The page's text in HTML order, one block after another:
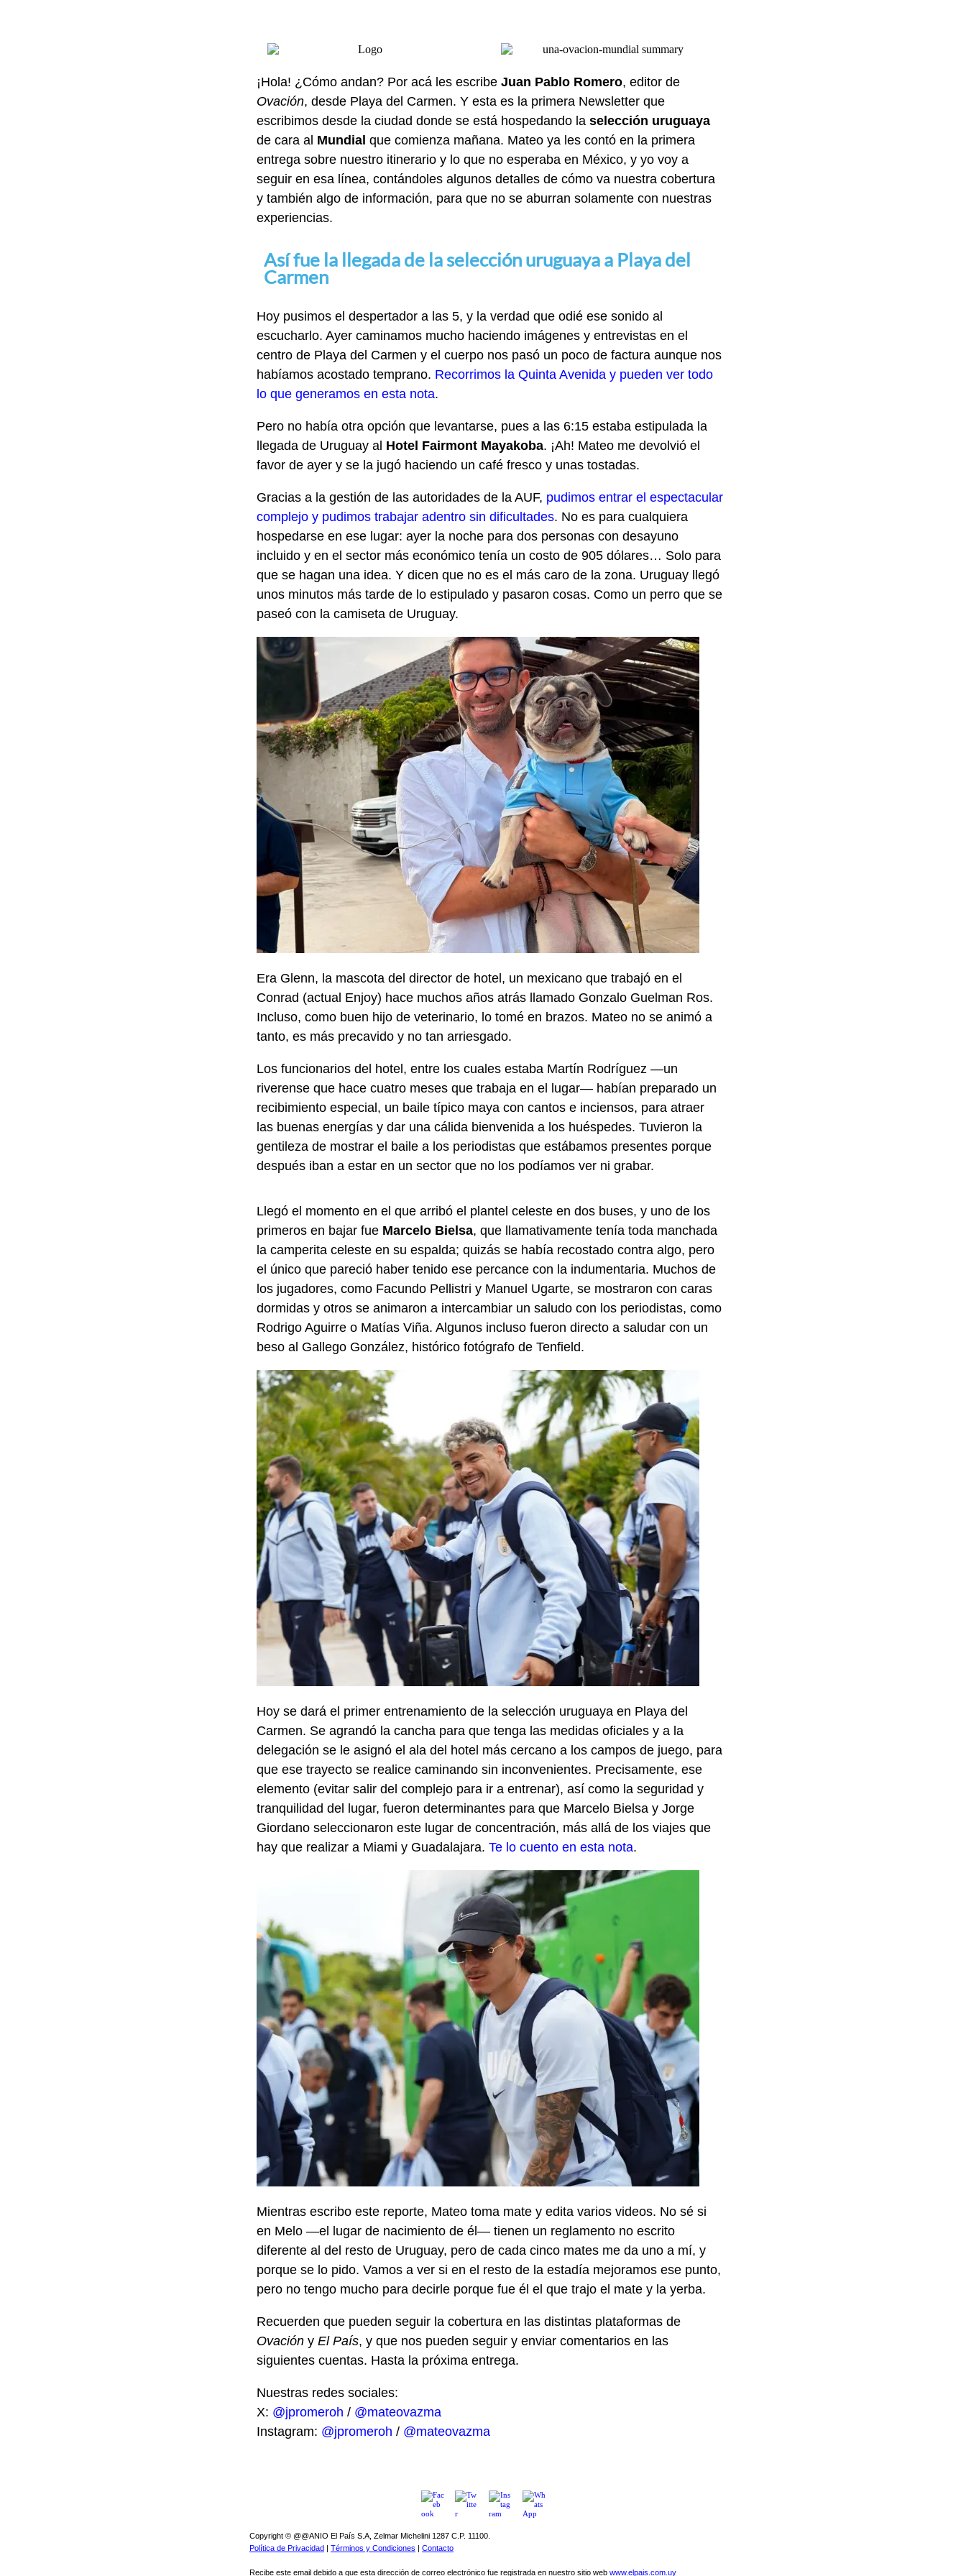
¡Hola! ¿Cómo andan? Por acá les escribe Juan Pablo Romero, editor de
Ovación, desde Playa del Carmen. Y esta es la primera Newsletter que
escribimos desde la ciudad donde se está hospedando la selección uruguaya
de cara al Mundial que comienza mañana. Mateo ya les contó en la primera
entrega sobre nuestro itinerario y lo que no esperaba en México, y yo voy a
seguir en esa línea, contándoles algunos detalles de cómo va nuestra cobertura
y también algo de información, para que no se aburran solamente con nuestras
experiencias.
Así fue la llegada de la selección uruguaya a Playa del
Carmen
Hoy pusimos el despertador a las 5, y la verdad que odié ese sonido al
escucharlo. Ayer caminamos mucho haciendo imágenes y entrevistas en el
centro de Playa del Carmen y el cuerpo nos pasó un poco de factura aunque nos
habíamos acostado temprano. Recorrimos la Quinta Avenida y pueden ver todo
lo que generamos en esta nota.
Pero no había otra opción que levantarse, pues a las 6:15 estaba estipulada la
llegada de Uruguay al Hotel Fairmont Mayakoba. ¡Ah! Mateo me devolvió el
favor de ayer y se la jugó haciendo un café fresco y unas tostadas.
Gracias a la gestión de las autoridades de la AUF, pudimos entrar el espectacular
complejo y pudimos trabajar adentro sin dificultades. No es para cualquiera
hospedarse en ese lugar: ayer la noche para dos personas con desayuno
incluido y en el sector más económico tenía un costo de 905 dólares… Solo para
que se hagan una idea. Y dicen que no es el más caro de la zona. Uruguay llegó
unos minutos más tarde de lo estipulado y pasaron cosas. Como un perro que se
paseó con la camiseta de Uruguay.
Era Glenn, la mascota del director de hotel, un mexicano que trabajó en el
Conrad (actual Enjoy) hace muchos años atrás llamado Gonzalo Guelman Ros.
Incluso, como buen hijo de veterinario, lo tomé en brazos. Mateo no se animó a
tanto, es más precavido y no tan arriesgado.
Los funcionarios del hotel, entre los cuales estaba Martín Rodríguez —un
riverense que hace cuatro meses que trabaja en el lugar— habían preparado un
recibimiento especial, un baile típico maya con cantos e inciensos, para atraer
las buenas energías y dar una cálida bienvenida a los huéspedes. Tuvieron la
gentileza de mostrar el baile a los periodistas que estábamos presentes porque
después iban a estar en un sector que no los podíamos ver ni grabar.
Llegó el momento en el que arribó el plantel celeste en dos buses, y uno de los
primeros en bajar fue Marcelo Bielsa, que llamativamente tenía toda manchada
la camperita celeste en su espalda; quizás se había recostado contra algo, pero
el único que pareció haber tenido ese percance con la indumentaria. Muchos de
los jugadores, como Facundo Pellistri y Manuel Ugarte, se mostraron con caras
dormidas y otros se animaron a intercambiar un saludo con los periodistas, como
Rodrigo Aguirre o Matías Viña. Algunos incluso fueron directo a saludar con un
beso al Gallego González, histórico fotógrafo de Tenfield.
Hoy se dará el primer entrenamiento de la selección uruguaya en Playa del
Carmen. Se agrandó la cancha para que tenga las medidas oficiales y a la
delegación se le asignó el ala del hotel más cercano a los campos de juego, para
que ese trayecto se realice caminando sin inconvenientes. Precisamente, ese
elemento (evitar salir del complejo para ir a entrenar), así como la seguridad y
tranquilidad del lugar, fueron determinantes para que Marcelo Bielsa y Jorge
Giordano seleccionaron este lugar de concentración, más allá de los viajes que
hay que realizar a Miami y Guadalajara. Te lo cuento en esta nota.
Mientras escribo este reporte, Mateo toma mate y edita varios videos. No sé si
en Melo —el lugar de nacimiento de él— tienen un reglamento no escrito
diferente al del resto de Uruguay, pero de cada cinco mates me da uno a mí, y
porque se lo pido. Vamos a ver si en el resto de la estadía mejoramos ese punto,
pero no tengo mucho para decirle porque fue él el que trajo el mate y la yerba.
Recuerden que pueden seguir la cobertura en las distintas plataformas de
Ovación y El País, y que nos pueden seguir y enviar comentarios en las
siguientes cuentas. Hasta la próxima entrega.
Nuestras redes sociales:
X: @jpromeroh / @mateovazma
Instagram: @jpromeroh / @mateovazma
Copyright © @@ANIO El País S.A, Zelmar Michelini 1287 C.P. 11100.
Política de Privacidad | Términos y Condiciones | Contacto
Recibe este email debido a que esta dirección de correo electrónico fue registrada en nuestro sitio web www.elpais.com.uy